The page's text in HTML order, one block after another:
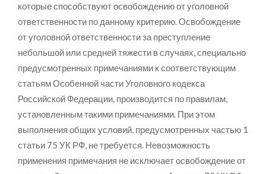
которые способствуют освобождению от уголовной
ответственности по данному критерию. Освобождение
от уголовной ответственности за преступление
небольшой или средней тяжести в случаях, специально
предусмотренных примечаниями к соответствующим
статьям Особенной части Уголовного кодекса
Российской Федерации, производится по правилам,
установленным такими примечаниями. При этом
выполнения общих условий, предусмотренных частью 1
статьи 75 УК РФ, не требуется. Невозможность
применения примечания не исключает освобождение от